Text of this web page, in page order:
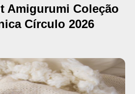
Amigurumi Coleção
Círculo 2026